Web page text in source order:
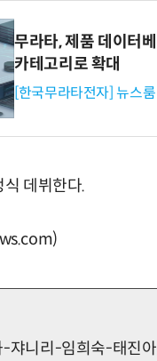
무라타, 제품 데이터
카테고리로 확대
[한국무라타전자] 뉴스
데뷔한다.
쟈니리-임희숙-태진